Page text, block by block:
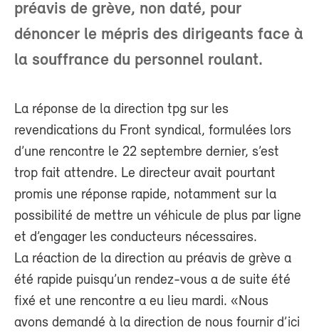
préavis de grève, non daté, pour
dénoncer le mépris des dirigeants face à
la souffrance du personnel roulant.
La réponse de la direction tpg sur les
revendications du Front syndical, formulées lors
d’une rencontre le 22 septembre dernier, s’est
trop fait attendre. Le directeur avait pourtant
promis une réponse rapide, notamment sur la
possibilité de mettre un véhicule de plus par ligne
et d’engager les conducteurs nécessaires.
La réaction de la direction au préavis de grève a
été rapide puisqu’un rendez-vous a de suite été
fixé et une rencontre a eu lieu mardi. «Nous
avons demandé à la direction de nous fournir d’ici